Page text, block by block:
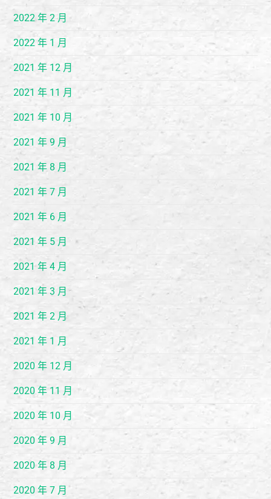
2022 年 2 月
2022 年 1 月
2021 年 12 月
2021 年 11 月
2021 年 10 月
2021 年 9 月
2021 年 8 月
2021 年 7 月
2021 年 6 月
2021 年 5 月
2021 年 4 月
2021 年 3 月
2021 年 2 月
2021 年 1 月
2020 年 12 月
2020 年 11 月
2020 年 10 月
2020 年 9 月
2020 年 8 月
2020 年 7 月